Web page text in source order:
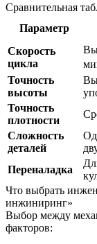
Сравнительная
Параметр
Скорость
цикла
Точность
высоты
Точность
плотности
Сложность
деталей
Переналадка
Что выбрать
инжиниринг»
Выбор между
факторов: